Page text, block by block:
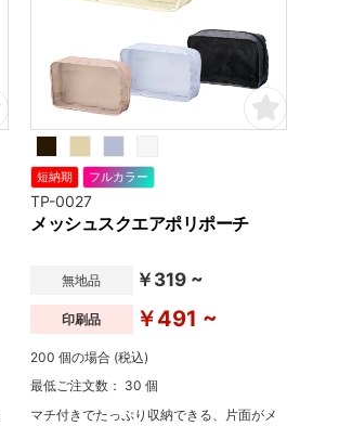
短納期 フルカラー
TP-0027
メッシュスクエアポリポーチ
無地品 ￥319 ~
印刷品 ￥491 ~
200 個の場合 (税込)
最低ご注文数： 30 個
マチ付きでたっぷり収納できる、片面がメ